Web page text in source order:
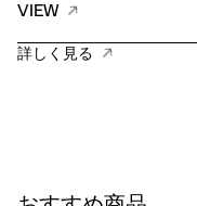
VIEW
詳しく見る